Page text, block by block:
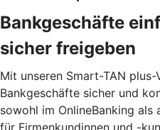
Bankgeschäfte
sicher freigeben
Mit unseren Smart-TAN
Bankgeschäfte sicher und
sowohl im OnlineBanking
für Firmenkundinnen und -